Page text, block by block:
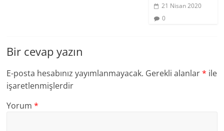
21 Nisan 2020
0
Bir cevap yazın
E-posta hesabınız yayımlanmayacak. Gerekli alanlar* ile
işaretlenmişlerdir
Yorum*